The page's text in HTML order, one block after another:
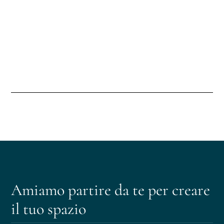
Amiamo partire da te per creare
il tuo spazio